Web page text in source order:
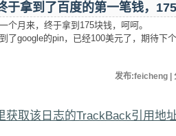
于拿到了百度的第一笔钱，
个月来，终于拿到175块钱，呵呵。
了google的pin，已经100美元了，期待下
发布:feicheng |
获取该日志的TrackBack引用地